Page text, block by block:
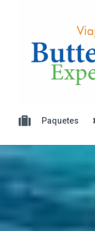
Paquetes